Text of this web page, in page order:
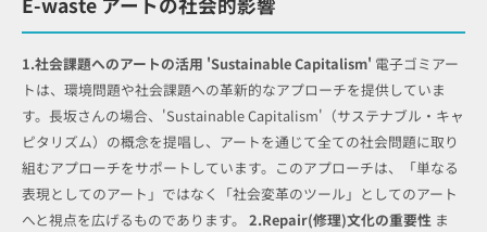
1.社会課題へのアートの活用 'Sustainable Capitalism' 電子ゴミアー
トは、環境問題や社会課題への革新的なアプローチを提供していま
す。長坂さんの場合、'Sustainable Capitalism'（サステナブル・キャ
ピタリズム）の概念を提唱し、アートを通じて全ての社会問題に取り
組むアプローチをサポートしています。このアプローチは、「単なる
表現としてのアート」ではなく「社会変革のツール」としてのアート
へと視点を広げるものであります。 2.Repair(修理)文化の重要性 ま